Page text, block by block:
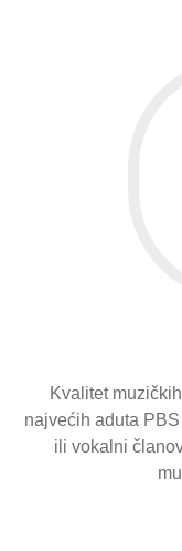
Kvalitet
najvećih aduta
ili vokalni